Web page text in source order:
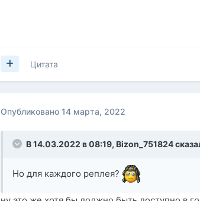
Цитата
Опубликовано14 марта, 2022
В 14.03.2022 в 08:19, Bizon_751824
Но для каждого реплея?